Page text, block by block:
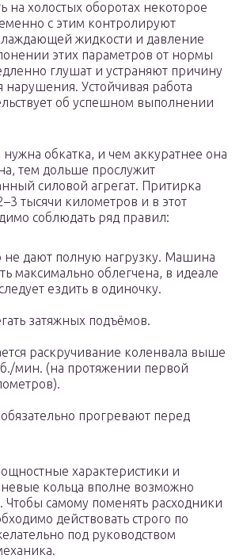
на холостых оборотах некоторое
с этим контролируют
жидкости и давление
этих параметров от нормы
глушат и устраняют причину
Устойчивая работа
об успешном выполнении
обкатка, и чем аккуратнее она
тем дольше прослужит
силовой агрегат. Притирка
тысячи километров и в этот
соблюдать ряд правил:
не дают полную нагрузку. Машина
максимально облегчена, в идеале
ездить в одиночку.
затяжных подъёмов.
раскручивание коленвала выше
мин. (на протяжении первой
прогревают перед
характеристики и
кольца вполне возможно
самому поменять расходники
действовать строго по
под руководством